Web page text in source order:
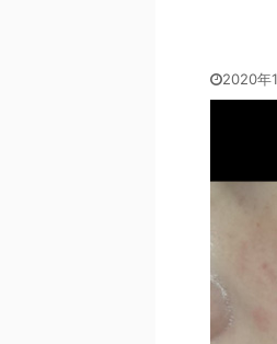
2020年